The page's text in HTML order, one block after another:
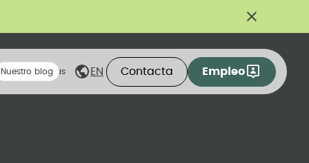
compartidas
Nuestro blog EN Contacta Empleo